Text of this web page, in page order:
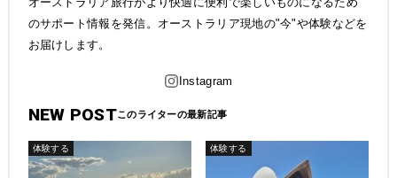
のサポート情報を発信。オーストラリア現地の"今"や体験などを
お届けします。
NEW POST
体験する 体験する